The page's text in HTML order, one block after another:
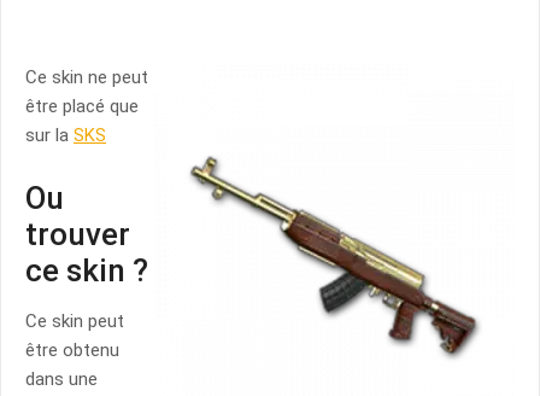
Ce skin ne peut
être placé que
sur la SKS
Ou
trouver
ce skin ?
Ce skin peut
être obtenu
dans une